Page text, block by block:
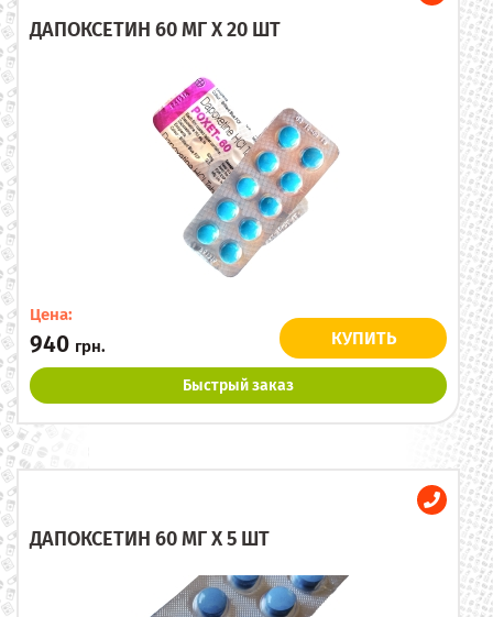
ДАПОКСЕТИН 60 МГ X 20 ШТ
Цена:
940 грн. КУПИТЬ
Быстрый заказ
ДАПОКСЕТИН 60 МГ X 5 ШТ